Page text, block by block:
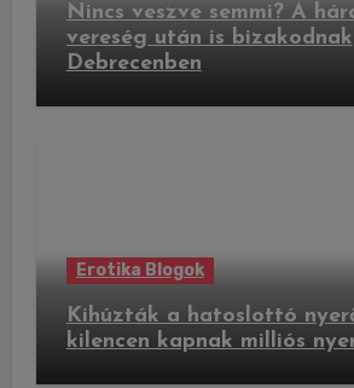
Nincs veszve semmi? A
vereség után is bizakodnak
Debrecenben
Erotika Blogok
Kihúzták a hatoslottó
kilencen kapnak milliós